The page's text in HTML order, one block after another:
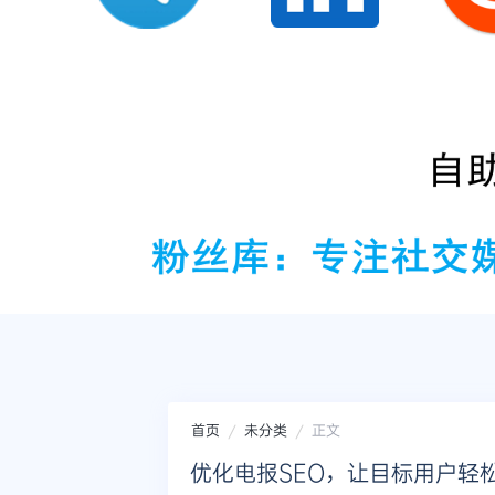
首页 未分类 正文
优化电报SEO，让目标用户轻